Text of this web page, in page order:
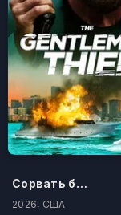
Сорвать банк 3: Вор-джентльмен
2026, США